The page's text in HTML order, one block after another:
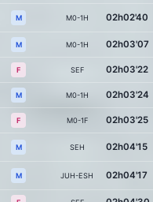
M M0-1H 02h02'40
M M0-1H 02h03'07
F SEF 02h03'22
M M0-1H 02h03'24
F M0-1F 02h03'25
M SEH 02h04'15
M JUH-ESH 02h04'17